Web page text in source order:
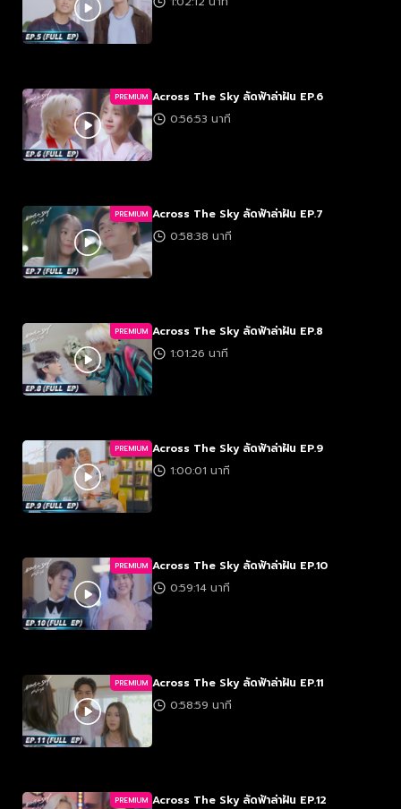
PREMIUM Across The Sky ลัดฟ้าล่าฝัน EP.6
0:56:53 นาที
PREMIUM Across The Sky ลัดฟ้าล่าฝัน EP.7
0:58:38 นาที
PREMIUM Across The Sky ลัดฟ้าล่าฝัน EP.8
1:01:26 นาที
PREMIUM Across The Sky ลัดฟ้าล่าฝัน EP.9
1:00:01 นาที
PREMIUM Across The Sky ลัดฟ้าล่าฝัน EP.10
0:59:14 นาที
PREMIUM Across The Sky ลัดฟ้าล่าฝัน EP.11
0:58:59 นาที
PREMIUM Across The Sky ลัดฟ้าล่าฝัน EP.12